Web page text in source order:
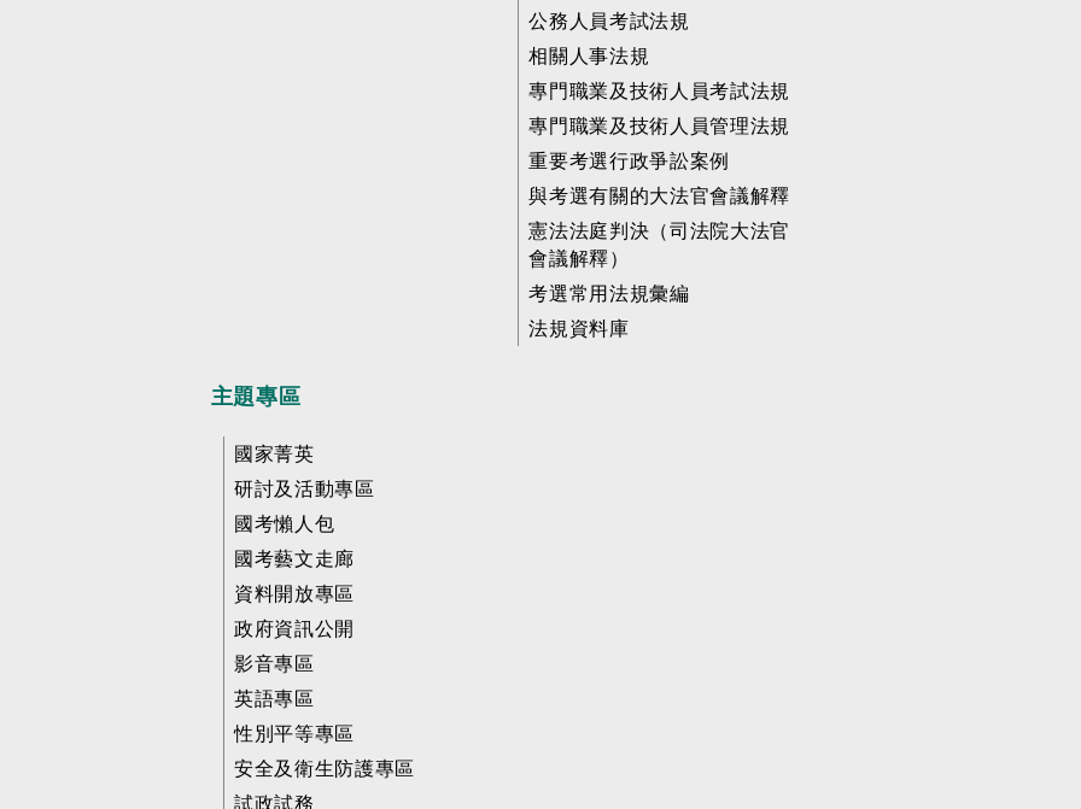
公務人員考試法規
相關人事法規
專門職業及技術人員考試法規
專門職業及技術人員管理法規
重要考選行政爭訟案例
與考選有關的大法官會議解釋
憲法法庭判決（司法院大法官
會議解釋）
考選常用法規彙編
法規資料庫
主題專區
國家菁英
研討及活動專區
國考懶人包
國考藝文走廊
資料開放專區
政府資訊公開
影音專區
英語專區
性別平等專區
安全及衛生防護專區
試政試務